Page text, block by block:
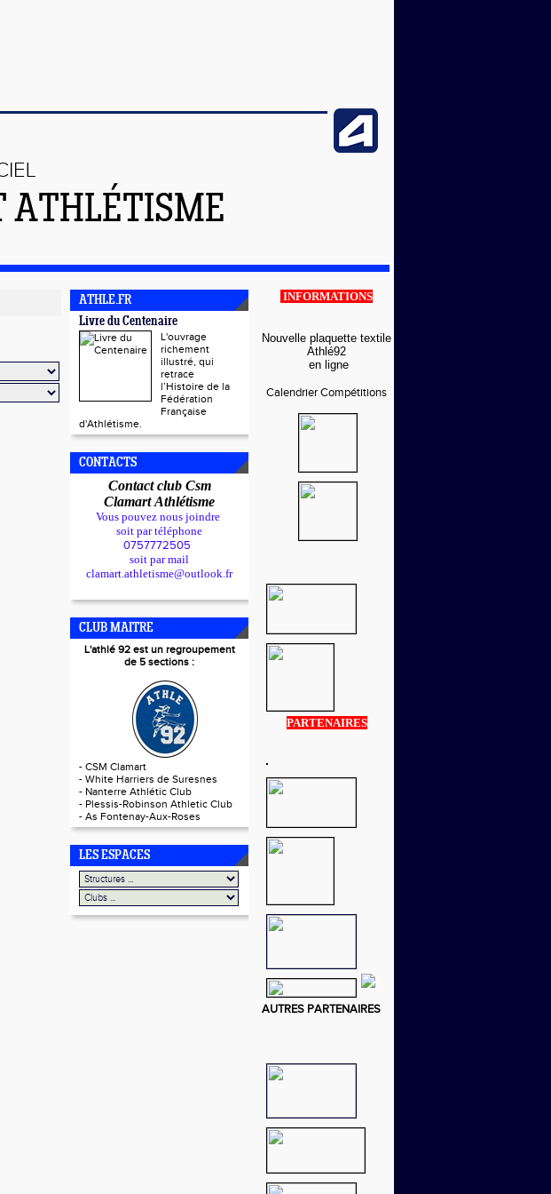
ATHLÉTISME
ATHLE.FR
Livre du Centenaire
L'ouvrage
richement
illustré, qui
retrace
l’Histoire de la
Fédération
Française
d'Athlétisme.
CONTACTS
Contact club Csm
ClamartAthlétisme
Vous pouvez nous joindre
soit par téléphone
0757772505
soit par mail
clamart.athletisme@outlook.fr
CLUB MAITRE
L'athlé 92 est un regroupement
de 5 sections :
- CSM Clamart
- White Harriers de Suresnes
- Nanterre Athlétic Club
- Plessis-Robinson Athletic Club
- As Fontenay-Aux-Roses
LES ESPACES
INFORMATIONS
Nouvelle plaquette textile
Athlé92
en ligne
Calendrier Compétitions
PARTENAIRES
AUTRES PARTENAIRES